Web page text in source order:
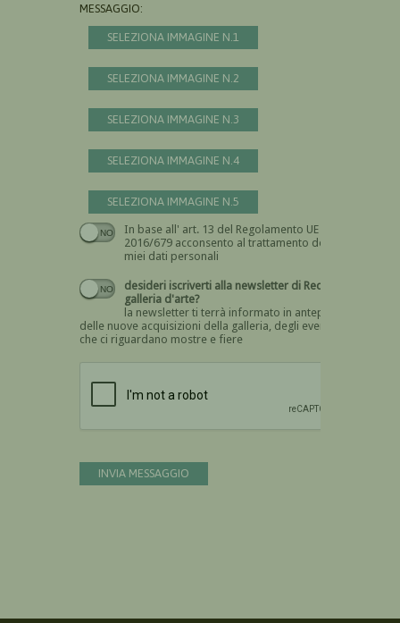
MESSAGGIO:
SELEZIONA IMMAGINE N.1
SELEZIONA IMMAGINE N.2
SELEZIONA IMMAGINE N.3
SELEZIONA IMMAGINE N.4
SELEZIONA IMMAGINE N.5
In base all' art. 13 del Regolamento UE n.
2016/679 acconsento al trattamento dei
miei dati personali
Devi dare il consenso
desideri iscriverti alla newsletter di Recta
galleria d'arte?
la newsletter ti terrà informato in anteprima
delle nuove acquisizioni della galleria, degli eventi
che ci riguardano mostre e fiere
INVIA MESSAGGIO